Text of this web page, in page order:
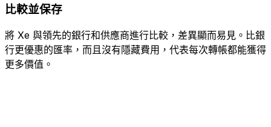
比較並保存
將 Xe 與領先的銀行和供應商進行比較，差異顯而易見。比銀
行更優惠的匯率，而且沒有隱藏費用，代表每次轉帳都能獲得
更多價值。